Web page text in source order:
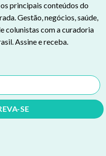
principais conteúdos do
Gestão, negócios, saúde,
colunistas com a curadoria
Assine e receba.